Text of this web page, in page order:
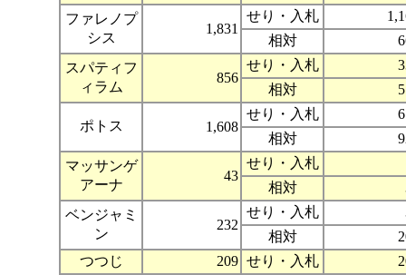
ファレノプ
シス
1,831
せり・入札
相対
スパティフ
ィラム
856
せり・入札
相対
ポトス 1,608
せり・入札
相対
マッサンゲ
アーナ
43
せり・入札
相対
ベンジャミ
ン
232
せり・入札
相対
つつじ
209 せり・入札